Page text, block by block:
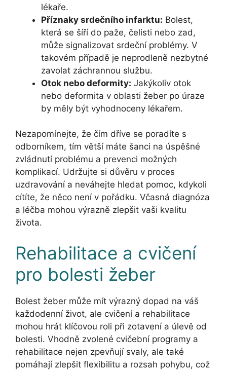
lékaře.
Příznaky srdečního infarktu: Bolest,
která se šíří do paže, čelisti nebo zad,
může signalizovat srdeční problémy. V
takovém případě je neprodleně nezbytné
zavolat záchrannou službu.
Otok nebo deformity: Jakýkoliv otok
nebo deformita v oblasti žeber po úraze
by měly být vyhodnoceny lékařem.
Nezapomínejte, že čím dříve se poradíte s
odborníkem, tím větší máte šanci na úspěšné
zvládnutí problému a prevenci možných
komplikací. Udržujte si důvěru v proces
uzdravování a neváhejte hledat pomoc, kdykoli
cítíte, že něco není v pořádku. Včasná diagnóza
a léčba mohou výrazně zlepšit vaši kvalitu
života.
Rehabilitace a cvičení
pro bolesti žeber
Bolest žeber může mít výrazný dopad na váš
každodenní život, ale cvičení a rehabilitace
mohou hrát klíčovou roli při zotavení a úlevě od
bolesti. Vhodně zvolené cvičební programy a
rehabilitace nejen zpevňují svaly, ale také
pomáhají zlepšit flexibilitu a rozsah pohybu, což